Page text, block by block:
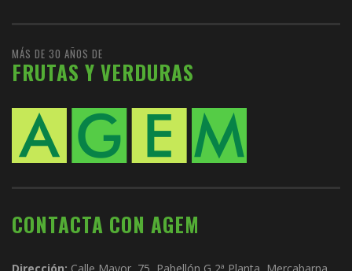
MÁS DE 30 AÑOS DE
FRUTAS Y VERDURAS
CONTACTA CON AGEM